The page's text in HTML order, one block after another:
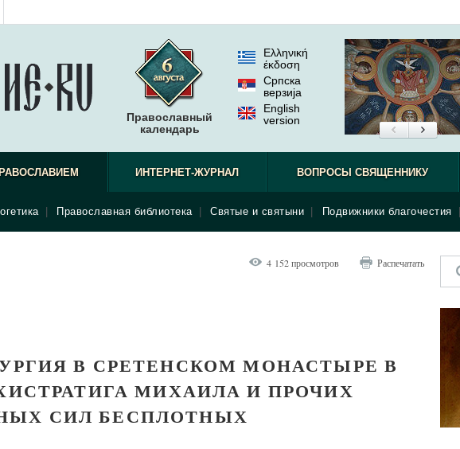
Православный
календарь
Ελληνική
έκδοση
Српска
верзиjа
English
version
Православная библиотека Святые и святыни Подвижники благочестия
ИНТЕРНЕТ-ЖУРНАЛ ВОПРОСЫ СВЯЩЕННИКУ
4 152 просмотров Распечатать
В СРЕТЕНСКОМ МОНАСТЫРЕ В
МИХАИЛА И ПРОЧИХ
СИЛ БЕСПЛОТНЫХ